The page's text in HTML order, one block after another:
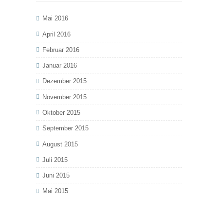
Mai 2016
April 2016
Februar 2016
Januar 2016
Dezember 2015
November 2015
Oktober 2015
September 2015
August 2015
Juli 2015
Juni 2015
Mai 2015